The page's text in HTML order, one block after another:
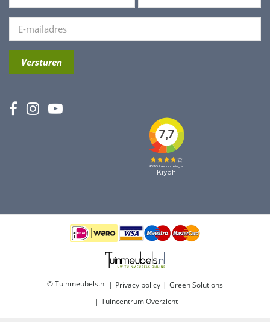
© Tuinmeubels.nl Privacy policy
Green Solutions
Tuincentrum Overzicht